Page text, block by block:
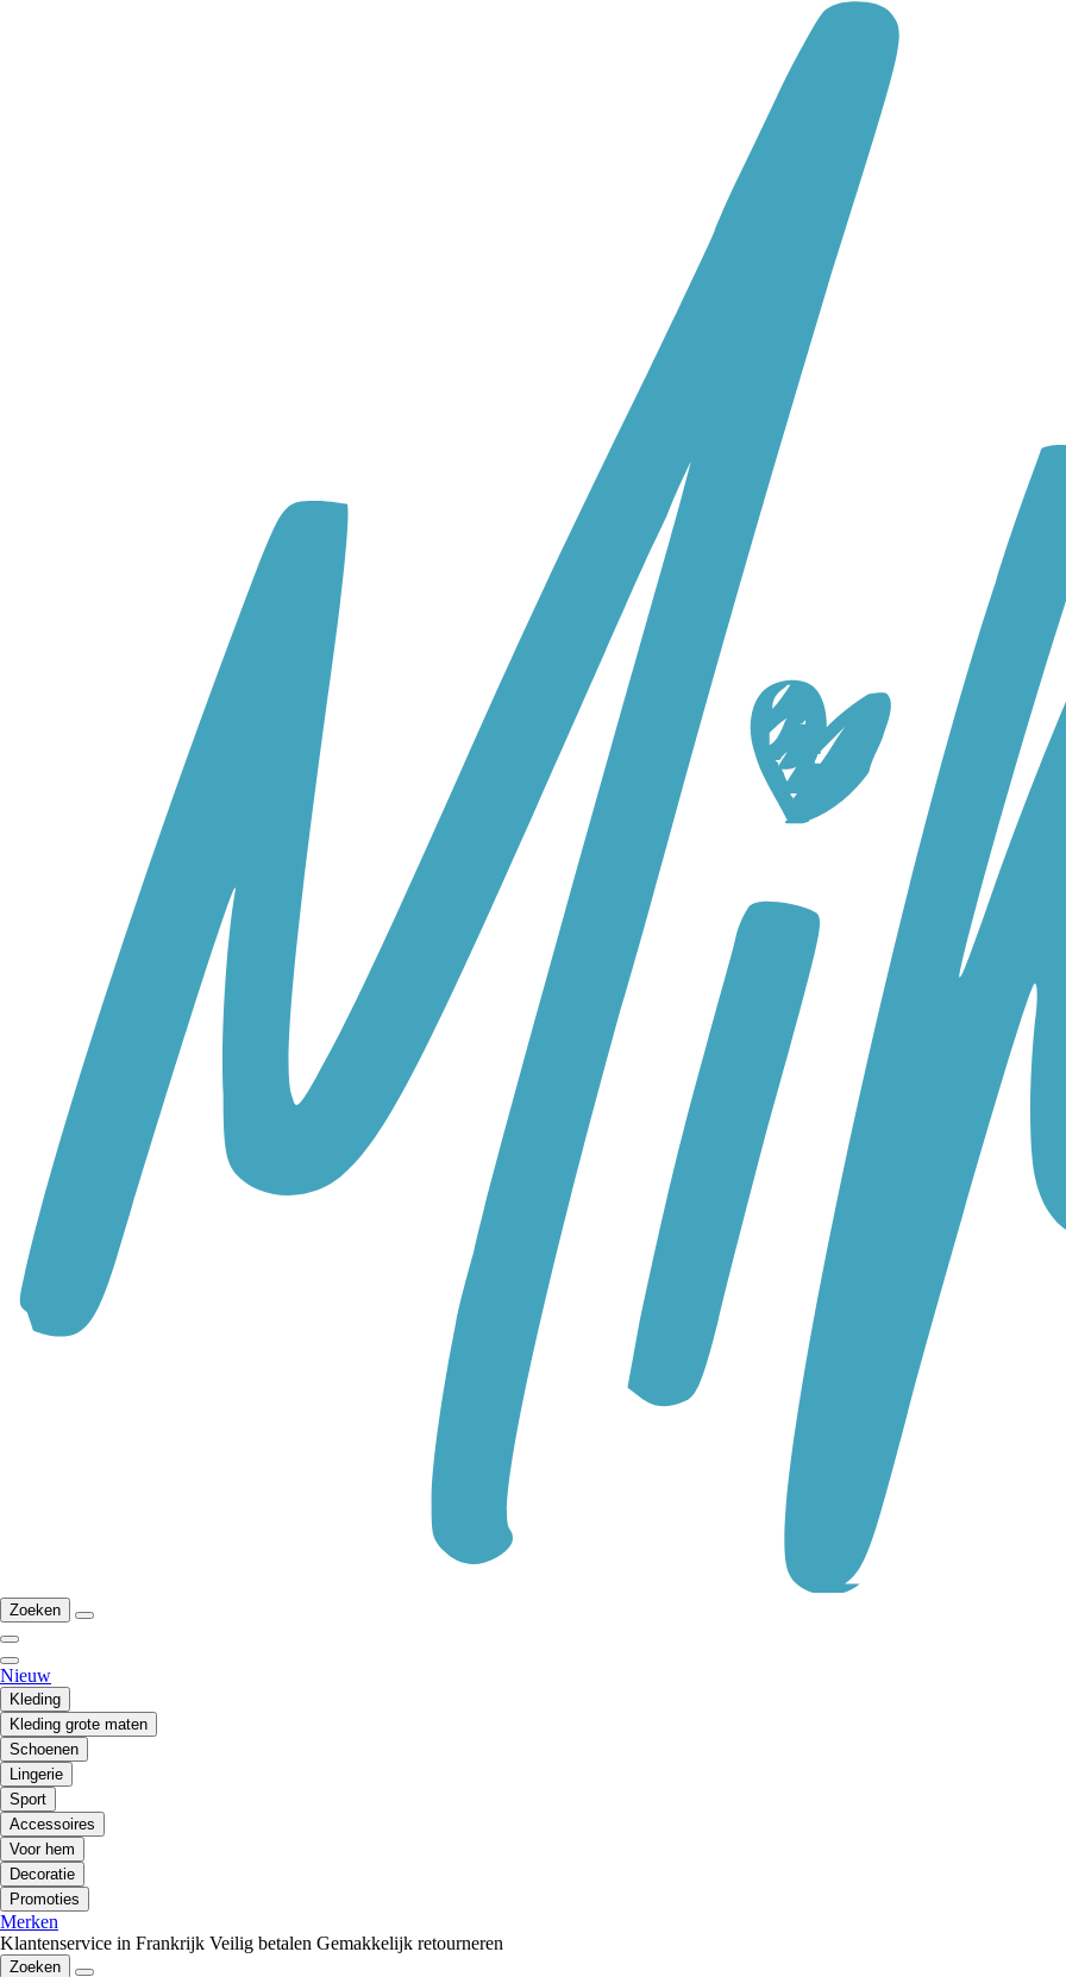
Zoeken
Nieuw
Kleding
Kleding grote maten
Schoenen
Lingerie
Sport
Accessoires
Voor hem
Decoratie
Promoties
Merken
Klantenservice in Frankrijk Veilig betalen Gemakkelijk retourneren
Zoeken